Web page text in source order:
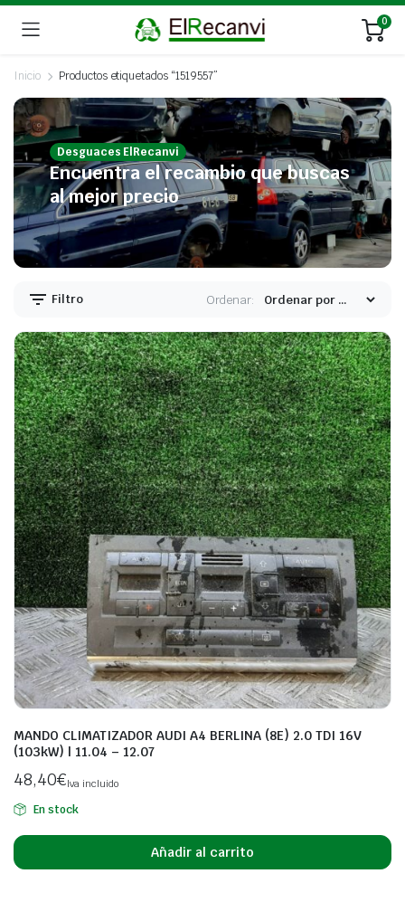
0
Inicio Productos etiquetados “1519557”
Desguaces ElRecanvi
Encuentra el recambio que buscas
al mejor precio
Filtro Ordenar:
MANDO CLIMATIZADOR AUDI A4 BERLINA (8E) 2.0 TDI 16V
(103kW) | 11.04 – 12.07
48,40€Iva incluido
En stock
Añadir al carrito